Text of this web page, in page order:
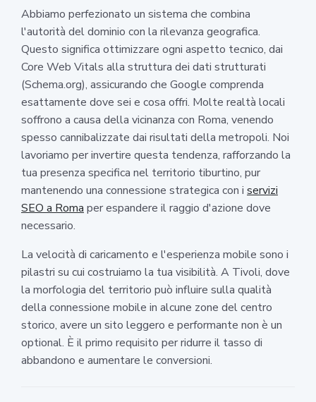
Abbiamo perfezionato un sistema che combina
l'autorità del dominio con la rilevanza geografica.
Questo significa ottimizzare ogni aspetto tecnico, dai
Core Web Vitals alla struttura dei dati strutturati
(Schema.org), assicurando che Google comprenda
esattamente dove sei e cosa offri. Molte realtà locali
soffrono a causa della vicinanza con Roma, venendo
spesso cannibalizzate dai risultati della metropoli. Noi
lavoriamo per invertire questa tendenza, rafforzando la
tua presenza specifica nel territorio tiburtino, pur
mantenendo una connessione strategica con i servizi
SEO a Roma per espandere il raggio d'azione dove
necessario.
La velocità di caricamento e l'esperienza mobile sono i
pilastri su cui costruiamo la tua visibilità. A Tivoli, dove
la morfologia del territorio può influire sulla qualità
della connessione mobile in alcune zone del centro
storico, avere un sito leggero e performante non è un
optional. È il primo requisito per ridurre il tasso di
abbandono e aumentare le conversioni.